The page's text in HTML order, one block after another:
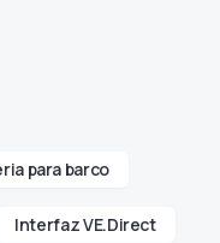
para barco
Interfaz VE.Direct